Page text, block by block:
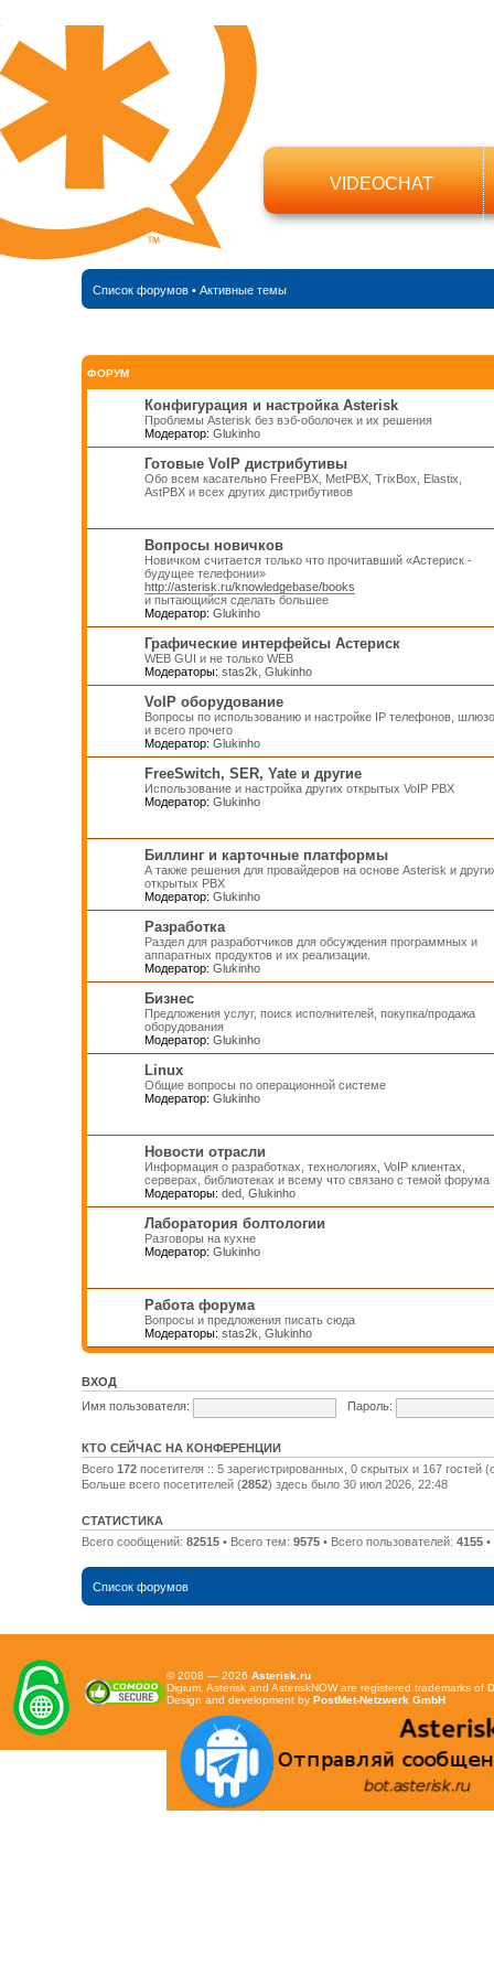
VIDEOCHAT
Список форумов• Активные темы
ФОРУМ
Конфигурация и настройка Asterisk
Проблемы Asterisk без вэб-оболочек и их решения
Модератор: Glukinho
Готовые VoIP дистрибутивы
Обо всем касательно FreePBX, MetPBX, TrixBox, Elastix,
AstPBX и всех других дистрибутивов
Вопросы новичков
Новичком считается только что прочитавший «Астериск -
будущее телефонии»
http://asterisk.ru/knowledgebase/books
и пытающийся сделать большее
Модератор: Glukinho
Графические интерфейсы Астериск
WEB GUI и не только WEB
Модераторы: stas2k Glukinho
VoIP оборудование
Вопросы по использованию и настройке IP телефонов,
и всего прочего
Модератор: Glukinho
FreeSwitch, SER, Yate и другие
Использование и настройка других открытых VoIP PBX
Модератор: Glukinho
Биллинг и карточные платформы
А также решения для провайдеров на основе Asterisk и
открытых PBX
Модератор: Glukinho
Разработка
Раздел для разработчиков для обсуждения программных и
аппаратных продуктов и их реализации.
Модератор: Glukinho
Бизнес
Предложения услуг, поиск исполнителей, покупка/продажа
оборудования
Модератор: Glukinho
Linux
Общие вопросы по операционной системе
Модератор: Glukinho
Новости отрасли
Информация о разработках, технологиях, VoIP клиентах,
серверах, библиотеках и всему что связано с темой форума
Модераторы: ded, Glukinho
Лаборатория болтологии
Разговоры на кухне
Модератор: Glukinho
Работа форума
Вопросы и предложения писать сюда
Модераторы: stas2k Glukinho
ВХОД
Имя пользователя:
Пароль:
КТО СЕЙЧАС НА КОНФЕРЕНЦИИ
Всего 172посетителя :: 5 зарегистрированных, 0 скрытых и 167 гостей
Больше всего посетителей (2852) здесь было 30 июл 2026, 22:48
СТАТИСТИКА
Всего сообщений: 82515• Всего тем: 9575• Всего пользователей: 4155•
Список форумов
© 2008 — 2026 Asterisk.ru
Digium, Asterisk and AsteriskNOW are registered trademarks of
Design and development by PostMet-Netzwerk GmbH